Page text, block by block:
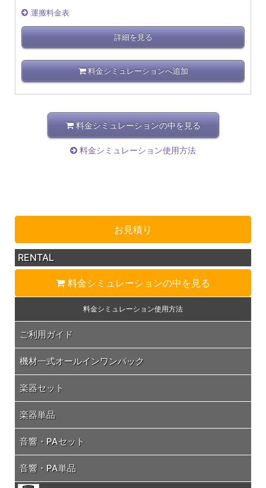
運搬料金表
詳細を見る
料金シミュレーションへ追加
料金シミュレーションの中を見る
料金シミュレーション使用方法
お見積り
RENTAL
料金シミュレーションの中を見る
料金シミュレーション使用方法
ご利用ガイド
機材一式オールインワンパック
楽器セット
楽器単品
音響・PAセット
音響・PA単品